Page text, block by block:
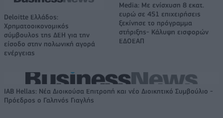
Deloitte Ελλάδος:
Χρηματοοικονομικός
σύμβουλος της ΔΕΗ για την
είσοδο στην πολωνική αγορά
ενέργειας
Media: Με ενίσχυση 8 εκατ.
ευρώ σε 451 επιχειρήσεις
ξεκίνησε το πρόγραμμα
στήριξης- Κάλυψη εισφορών
ΕΔΟΕΑΠ
IAB Hellas: Νέα Διοικούσα Επιτροπή και νέο Διοικητικό Συμβούλιο -
Πρόεδρος ο Γαληνός Γιαγλής